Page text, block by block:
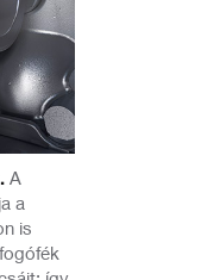
A
a
is